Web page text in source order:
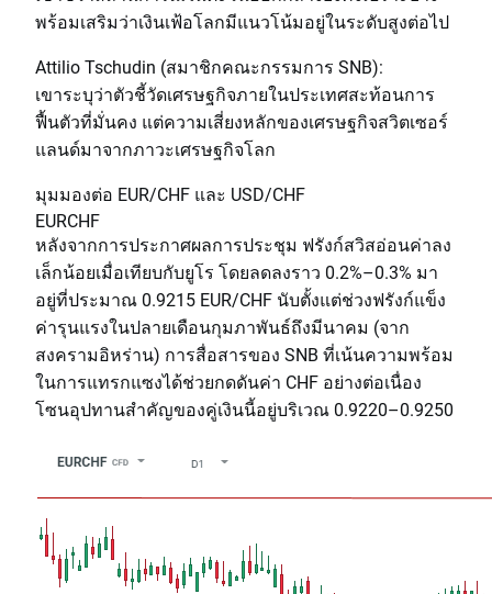
พร้อมเสริมว่าเงินเฟ้อโลกมีแนวโน้มอยู่ในระดับสูงต่อไป
Attilio Tschudin (สมาชิกคณะกรรมการ SNB):
เขาระบุว่าตัวชี้วัดเศรษฐกิจภายในประเทศสะท้อนการ
ฟื้นตัวที่มั่นคง แต่ความเสี่ยงหลักของเศรษฐกิจสวิตเซอร์
แลนด์มาจากภาวะเศรษฐกิจโลก
มุมมองต่อ EUR/CHF และ USD/CHF
EURCHF
หลังจากการประกาศผลการประชุม ฟรังก์สวิสอ่อนค่าลง
เล็กน้อยเมื่อเทียบกับยูโร โดยลดลงราว 0.2%–0.3% มา
อยู่ที่ประมาณ 0.9215 EUR/CHF นับตั้งแต่ช่วงฟรังก์แข็ง
ค่ารุนแรงในปลายเดือนกุมภาพันธ์ถึงมีนาคม (จาก
สงครามอิหร่าน) การสื่อสารของ SNB ที่เน้นความพร้อม
ในการแทรกแซงได้ช่วยกดดันค่า CHF อย่างต่อเนื่อง
โซนอุปทานสำคัญของคู่เงินนี้อยู่บริเวณ 0.9220–0.9250